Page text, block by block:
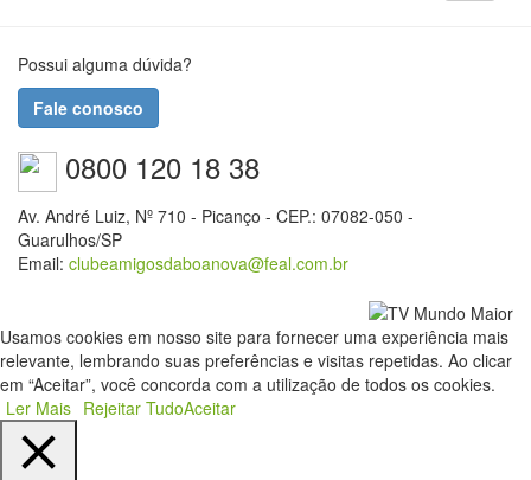
Possui alguma dúvida?
Fale conosco
0800 120 18 38
Av. André Luiz, Nº 710 - Picanço - CEP.: 07082-050 -
Guarulhos/SP
Email: clubeamigosdaboanova@feal.com.br
Usamos cookies em nosso site para fornecer uma experiência mais
relevante, lembrando suas preferências e visitas repetidas. Ao clicar
em “Aceitar”, você concorda com a utilização de todos os cookies.
Ler Mais Rejeitar TudoAceitar